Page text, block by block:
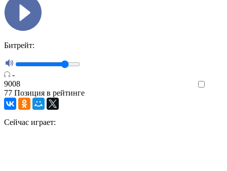
Битрейт:
-
9008
77 Позиция в рейтинге
Сейчас играет: